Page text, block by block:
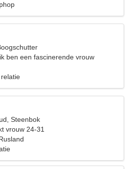
ben een fascinerende vrouw
Steenbok
vrouw 24-31